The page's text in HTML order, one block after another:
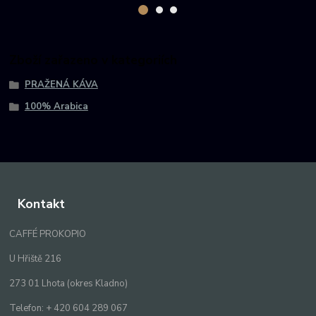
PRAŽENÁ KÁVA
100% Arabica
Kontakt
CAFFÉ PROKOPIO
U Hřiště 216
273 01 Lhota (okres Kladno)
Telefon: + 420 604 289 067